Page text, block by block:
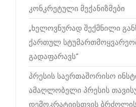
კონკრეტული მექანიზმები
„ხელოვნურად შექმნილი
ქართულ
გადაფარავს“
პრესის საერთაშორისო
ამაღლობელი პრესის
დემოკრატიისთვის